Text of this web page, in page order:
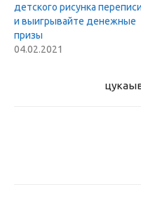
детского рисунка переписи
и выигрывайте денежные
призы
04.02.2021